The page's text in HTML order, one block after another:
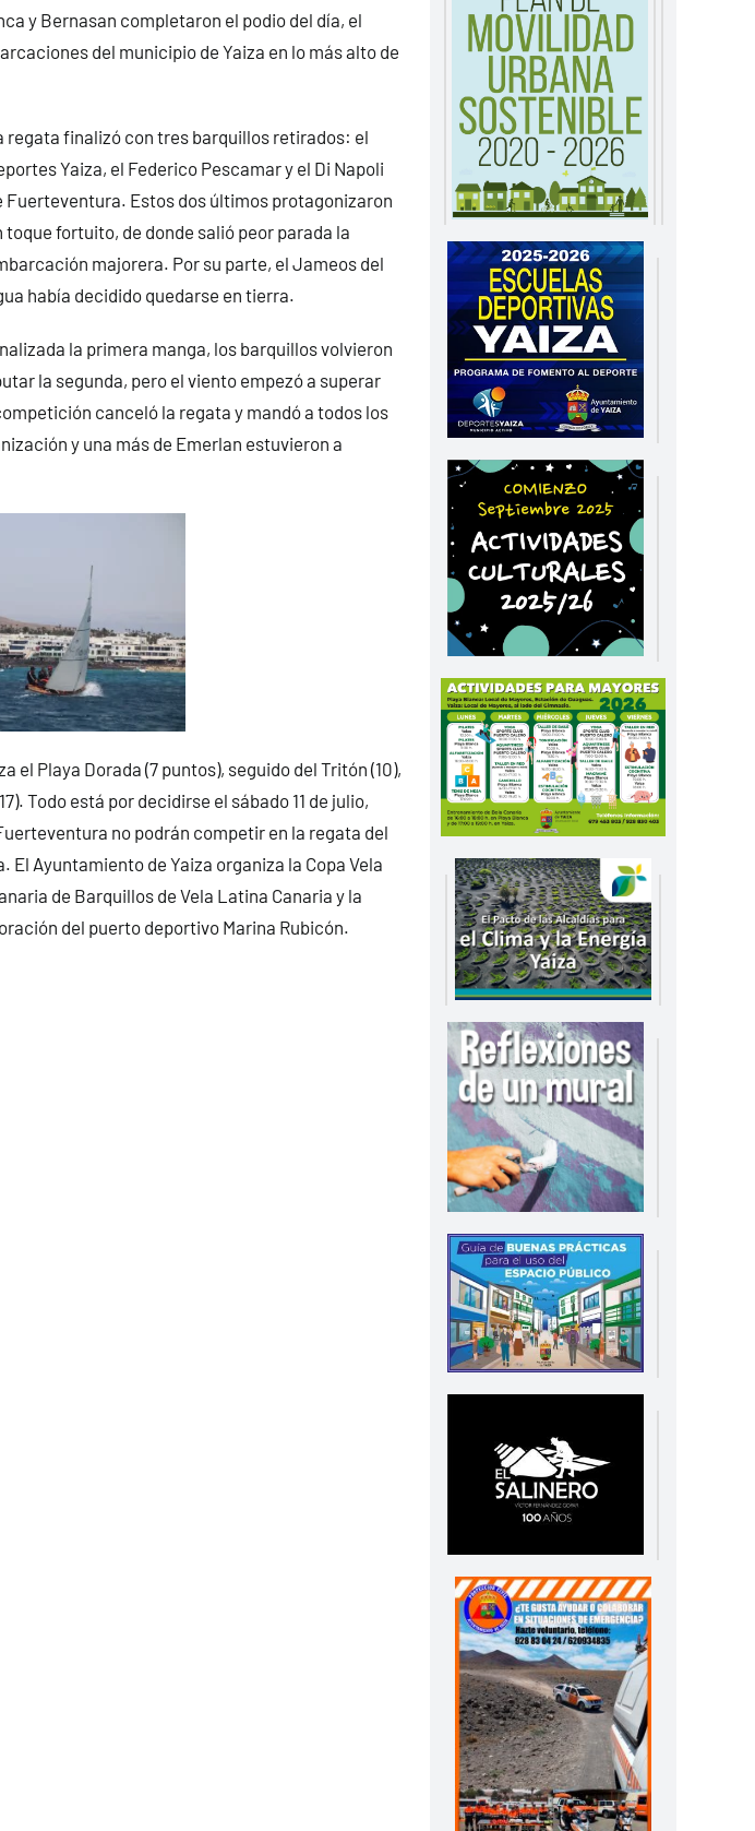
y Bernasan completaron el podio del día, el
del municipio de Yaiza en lo más alto de
regata finalizó con tres barquillos retirados: el
Yaiza, el Federico Pescamar y el Di Napoli
Fuerteventura. Estos dos últimos protagonizaron
toque fortuito, de donde salió peor parada la
majorera. Por su parte, el Jameos del
había decidido quedarse en tierra.
la primera manga, los barquillos volvieron
la segunda, pero el viento empezó a superar
canceló la regata y mandó a todos los
y una más de Emerlan estuvieron a
Playa Dorada (7 puntos), seguido del Tritón (10),
Todo está por decidirse el sábado 11 de julio,
no podrán competir en la regata del
Ayuntamiento de Yaiza organiza la Copa Vela
de Barquillos de Vela Latina Canaria y la
del puerto deportivo Marina Rubicón.